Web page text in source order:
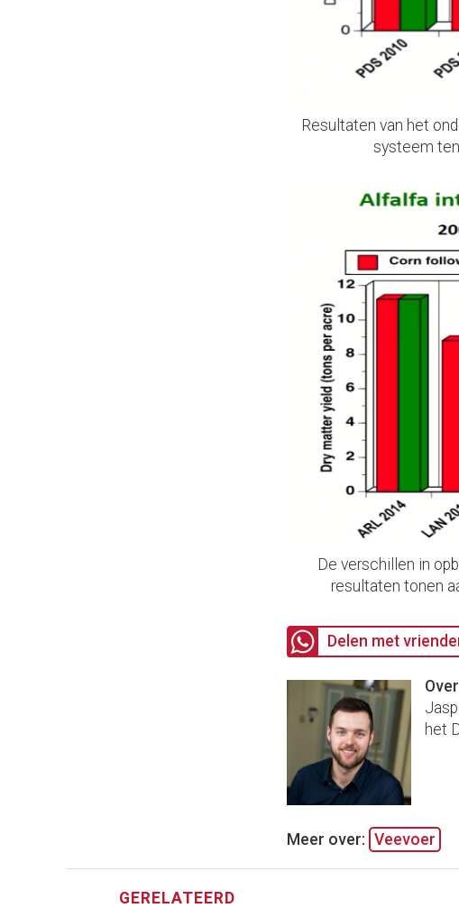
Resultaten van het
systeem
De verschillen in
resultaten tonen
Delen met
het
Meer over: Veevoer
GERELATEERD